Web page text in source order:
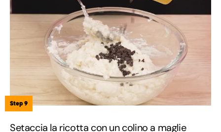
Step 9
Setaccia la ricotta con un colino a maglie